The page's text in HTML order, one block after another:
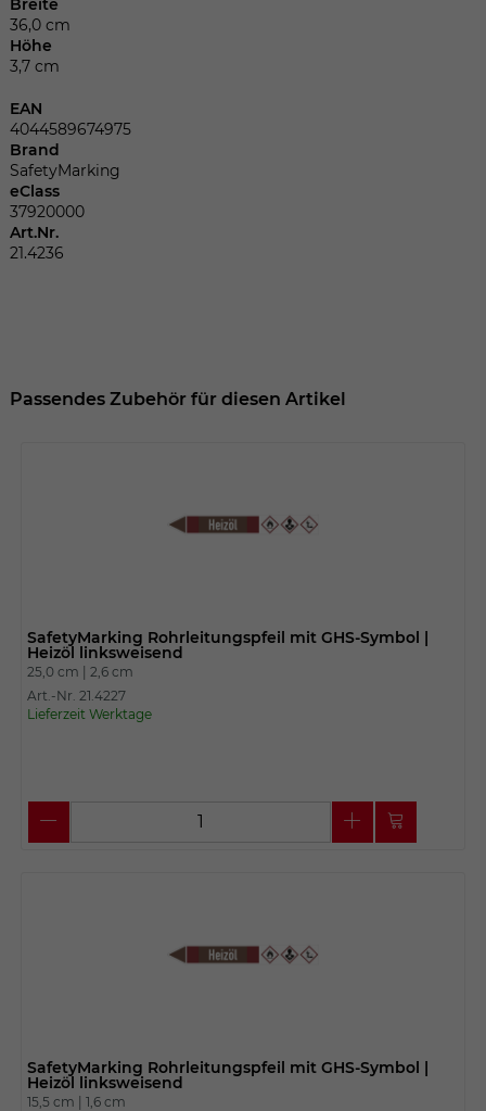
Breite
36,0 cm
Höhe
3,7 cm
EAN
4044589674975
Brand
SafetyMarking
eClass
37920000
Art.Nr.
21.4236
Passendes Zubehör für diesen Artikel
SafetyMarking Rohrleitungspfeil mit GHS-Symbol |
Heizöl linksweisend
25,0 cm | 2,6 cm
Art.-Nr. 21.4227
Lieferzeit Werktage
SafetyMarking Rohrleitungspfeil mit GHS-Symbol |
Heizöl linksweisend
15,5 cm | 1,6 cm
Zweck
Name
Anbieter
festhalten des Login Status.